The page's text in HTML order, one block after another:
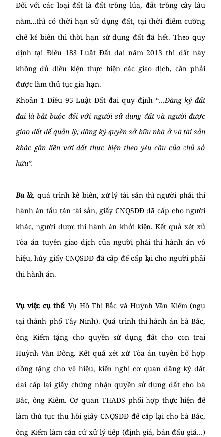
Đối với các loại đất là đất trồng lúa, đất trồng cây lâu
năm...thì có thời hạn sử dụng đất, tại thời điểm cưỡng
chế kê biên thì thời hạn sử dụng đất đã hết. Theo quy
định tại Điều 188 Luật Đất đai năm 2013 thì đất này
không đủ điều kiện thực hiện các giao dịch, cần phải
được làm thủ tục gia hạn.
Khoản 1 Điều 95 Luật Đất đai quy định “…Đăng ký đất
đai là bắt buộc đối với người sử dụng đất và người được
giao đất để quản lý; đăng ký quyền sở hữu nhà ở và tài sản
khác gắn liền với đất thực hiện theo yêu cầu của chủ sở
hữu”.
Ba là, quá trình kê biên, xử lý tài sản thì người phải thi
hành án tẩu tán tài sản, giấy CNQSDĐ đã cấp cho người
khác, người được thi hành án khởi kiện. Kết quả xét xử
Tòa án tuyên giao dịch của người phải thi hành án vô
hiệu, hủy giấy CNQSDĐ đã cấp để cấp lại cho người phải
thi hành án.
Vụ việc cụ thể: Vụ Hồ Thị Bắc và Huỳnh Văn Kiếm (ngụ
tại thành phố Tây Ninh). Quá trình thi hành án bà Bắc,
ông Kiếm tặng cho quyền sử dụng đất cho con trai
Huỳnh Văn Đông. Kết quả xét xử Tòa án tuyên bố hợp
đồng tặng cho vô hiệu, kiến nghị cơ quan đăng ký đất
đai cấp lại giấy chứng nhận quyền sử dụng đất cho bà
Bắc, ông Kiếm. Cơ quan THADS phối hợp thực hiện để
làm thủ tục thu hồi giấy CNQSDĐ để cấp lại cho bà Bắc,
ông Kiếm làm căn cứ xử lý tiếp (định giá, bán đấu giá…)